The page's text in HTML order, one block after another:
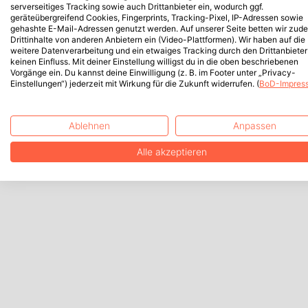
serverseitiges Tracking sowie auch Drittanbieter ein, wodurch ggf.
geräteübergreifend Cookies, Fingerprints, Tracking-Pixel, IP-Adressen sowie
gehashte E-Mail-Adressen genutzt werden. Auf unserer Seite betten wir
Drittinhalte von anderen Anbietern ein (Video-Plattformen). Wir haben auf die
weitere Datenverarbeitung und ein etwaiges Tracking durch den Drittanbieter
keinen Einfluss. Mit deiner Einstellung willigst du in die oben beschriebenen
Vorgänge ein. Du kannst deine Einwilligung (z. B. im Footer unter „Privacy-
Einstellungen“) jederzeit mit Wirkung für die Zukunft widerrufen. (BoD-
Ablehnen Anpassen
Alle akzeptieren